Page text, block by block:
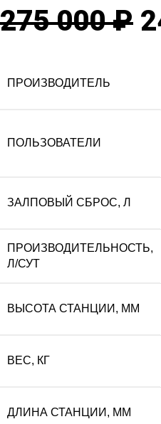
275 000₽
ПРОИЗВОДИТЕЛЬ
ПОЛЬЗОВАТЕЛИ
ЗАЛПОВЫЙ СБРОС, Л
ПРОИЗВОДИТЕЛЬНОСТЬ,
Л/СУТ
ВЫСОТА СТАНЦИИ, ММ
ВЕС, КГ
ДЛИНА СТАНЦИИ, ММ